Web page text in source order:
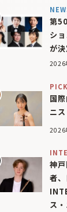
第
シ
が
2026
国
ニ
2026
神
者
ス